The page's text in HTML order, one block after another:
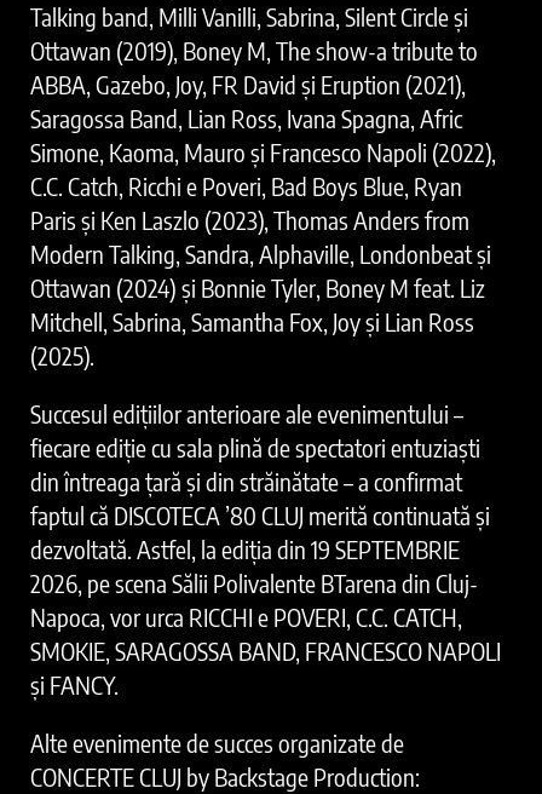
Talking band, Milli Vanilli, Sabrina, Silent Circle și
Ottawan (2019), Boney M, The show-a tribute to
ABBA, Gazebo, Joy, FR David și Eruption (2021),
Saragossa Band, Lian Ross, Ivana Spagna, Afric
Simone, Kaoma, Mauro și Francesco Napoli (2022),
C.C. Catch, Ricchi e Poveri, Bad Boys Blue, Ryan
Paris și Ken Laszlo (2023), Thomas Anders from
Modern Talking, Sandra, Alphaville, Londonbeat și
Ottawan (2024) și Bonnie Tyler, Boney M feat. Liz
Mitchell, Sabrina, Samantha Fox, Joy și Lian Ross
(2025).
Succesul edițiilor anterioare ale evenimentului –
fiecare ediție cu sala plină de spectatori entuziaști
din întreaga țară și din străinătate – a confirmat
faptul că DISCOTECA ’80 CLUJ merită continuată și
dezvoltată. Astfel, la ediția din 19 SEPTEMBRIE
2026, pe scena Sălii Polivalente BTarena din Cluj-
Napoca, vor urca RICCHI e POVERI, C.C. CATCH,
SMOKIE, SARAGOSSA BAND, FRANCESCO NAPOLI
și FANCY.
Alte evenimente de succes organizate de
CONCERTE CLUJ by Backstage Production: